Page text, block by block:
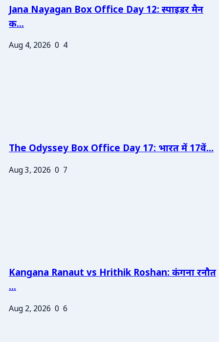
Jana Nayagan Box Office Day 12: स्पाइडर मैन
क...
Aug 4, 2026 0 4
The Odyssey Box Office Day 17: भारत में 17वें...
Aug 3, 2026 0 7
Kangana Ranaut vs Hrithik Roshan: कंगना रनौत
...
Aug 2, 2026 0 6